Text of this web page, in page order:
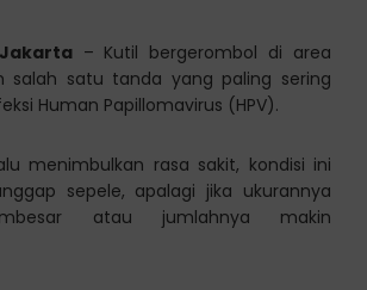
– Kutil bergerombol di area
salah satu tanda yang paling sering
Human Papillomavirus (HPV).
menimbulkan rasa sakit, kondisi ini
sepele, apalagi jika ukurannya
atau jumlahnya makin